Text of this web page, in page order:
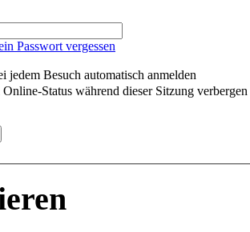
Passwort vergessen
jedem Besuch automatisch anmelden
Status während dieser Sitzung verbergen